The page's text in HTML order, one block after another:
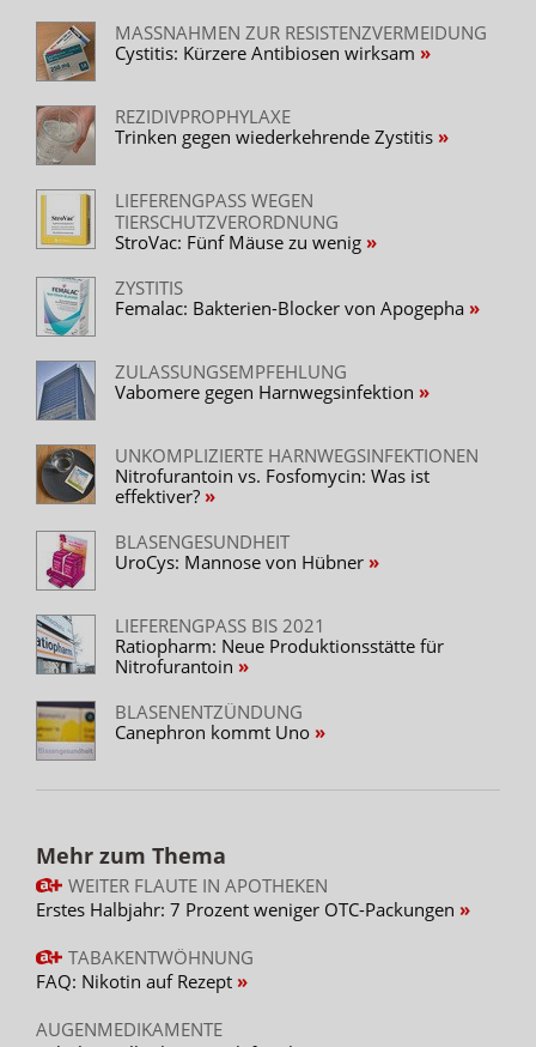
MASSNAHMEN ZUR RESISTENZVERMEIDUNG
Cystitis: Kürzere Antibiosen wirksam
REZIDIVPROPHYLAXE
Trinken gegen wiederkehrende Zystitis
LIEFERENGPASS WEGEN
TIERSCHUTZVERORDNUNG
StroVac: Fünf Mäuse zu wenig
ZYSTITIS
Femalac: Bakterien-Blocker von Apogepha
ZULASSUNGSEMPFEHLUNG
Vabomere gegen Harnwegsinfektion
UNKOMPLIZIERTE HARNWEGSINFEKTIONEN
Nitrofurantoin vs. Fosfomycin: Was ist
effektiver?
BLASENGESUNDHEIT
UroCys: Mannose von Hübner
LIEFERENGPASS BIS 2021
Ratiopharm: Neue Produktionsstätte für
Nitrofurantoin
BLASENENTZÜNDUNG
Canephron kommt Uno
Mehr zum Thema
WEITER FLAUTE IN APOTHEKEN
Erstes Halbjahr: 7 Prozent weniger OTC-Packungen
TABAKENTWÖHNUNG
FAQ: Nikotin auf Rezept
AUGENMEDIKAMENTE